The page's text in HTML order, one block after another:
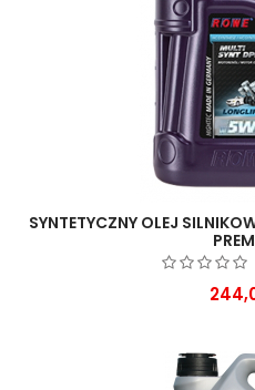
SYNTETYCZNY OLEJ
Cena